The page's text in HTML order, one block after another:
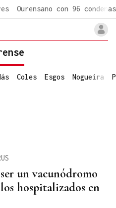
Ourensano con 96 condenas
Coles Esgos Nogueira
un vacunódromo
hospitalizados en